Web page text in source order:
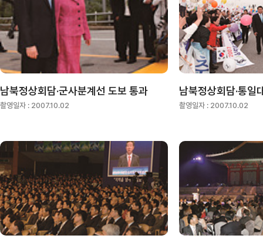
남북정상회담·군사분계선 도보 통과
촬영일자 : 2007.10.02
남북정상회담·통일
촬영일자 : 2007.10.02